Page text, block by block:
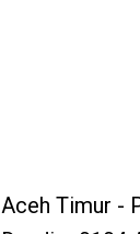
Aceh Timur -